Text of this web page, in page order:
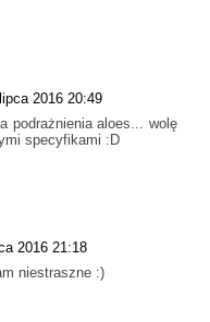
2016 20:49
podrażnienia aloes... wolę
specyfikami :D
2016 21:18
niestraszne :)